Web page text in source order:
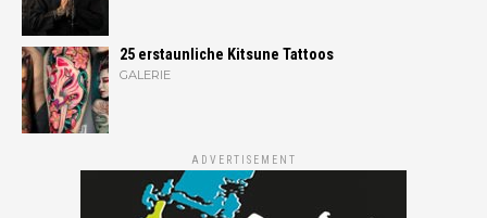
25 erstaunliche Kitsune Tattoos
GALERIE
ADVERTISEMENT